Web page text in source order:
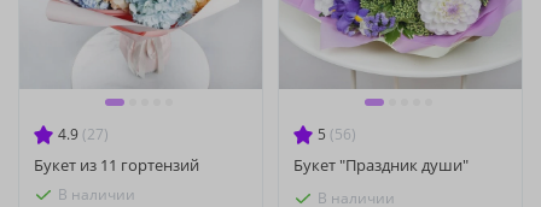
4.9 (27)
Букет из 11 гортензий
В наличии
5 (56)
Букет "Праздник души"
В наличии